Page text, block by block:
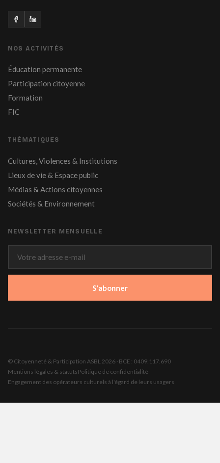
NOS ACTIVITÉS
Éducation permanente
Participation citoyenne
Formation
FIC
THÉMATIQUES
Cultures, Violences & Institutions
Lieux de vie & Espace public
Médias & Actions citoyennes
Sociétés & Environnement
NEWSLETTER MENSUELLE
S'abonner
© Citoyenneté & Participation ASBL 2026 · BCE : 0409.117.690
Mentions légales & statutsPolitique de confidentialité
Engagement des opérateurs culturels à l'égard de leurs usagers